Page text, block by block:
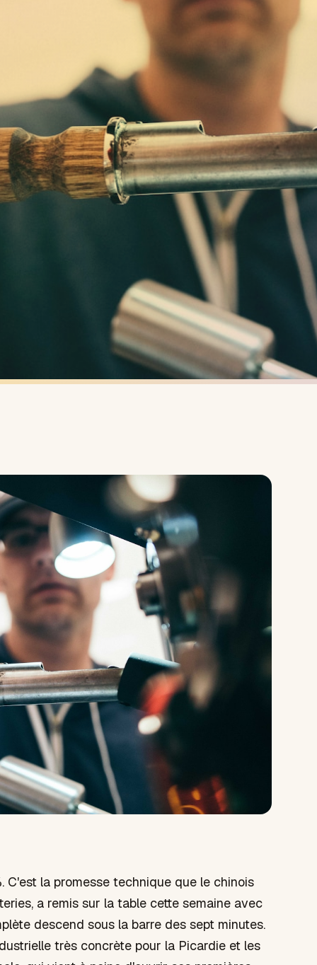
C'est la promesse technique que le chinois
a remis sur la table cette semaine avec
descend sous la barre des sept minutes.
très concrète pour la Picardie et les